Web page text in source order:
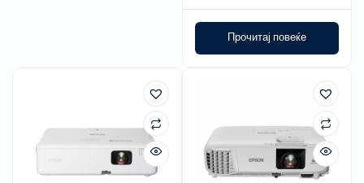
Прочитај повеќе